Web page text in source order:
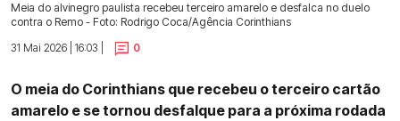
Meia do alvinegro paulista recebeu terceiro amarelo e desfalca no duelo
contra o Remo - Foto: Rodrigo Coca/Agência Corinthians
31 Mai 2026 | 16:03 |
0
O meia do Corinthians que recebeu o terceiro cartão
amarelo e se tornou desfalque para a próxima rodada